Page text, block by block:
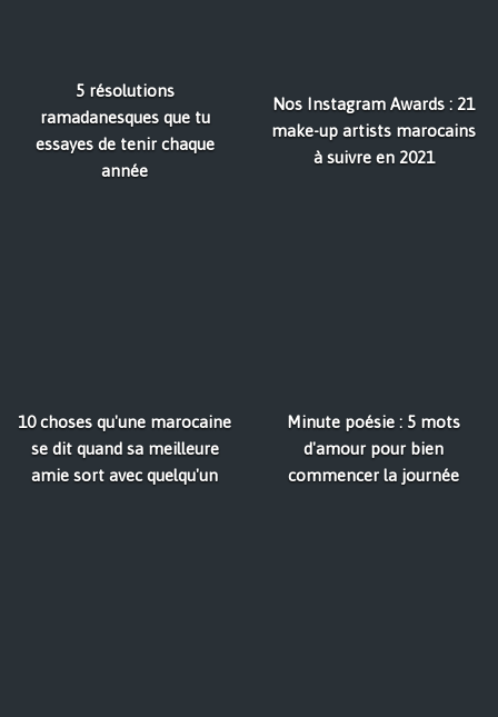
5 résolutions
ramadanesques que tu
essayes de tenir chaque
année
Nos Instagram Awards : 21
make-up artists marocains
à suivre en 2021
10 choses qu'une marocaine
se dit quand sa meilleure
amie sort avec quelqu'un
Minute poésie : 5 mots
d'amour pour bien
commencer la journée